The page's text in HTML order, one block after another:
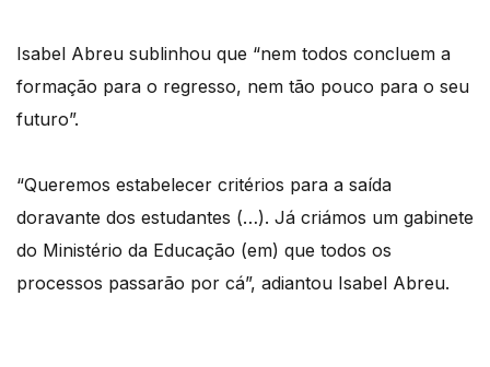
Isabel Abreu sublinhou que “nem todos concluem a
formação para o regresso, nem tão pouco para o seu
futuro”.
“Queremos estabelecer critérios para a saída
doravante dos estudantes (…). Já criámos um gabinete
do Ministério da Educação (em) que todos os
processos passarão por cá”, adiantou Isabel Abreu.